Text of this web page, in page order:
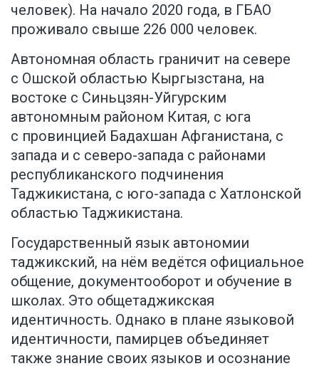
человек). На начало 2020 года, в ГБАО
проживало свыше 226 000 человек.
Автономная область граничит на севере
с Ошской областью Кыргызстана, на
востоке с Синьцзян-Уйгурским
автономным районом Китая, с юга
с провинцией Бадахшан Афганистана, с
запада и с северо-запада с районами
республиканского подчинения
Таджикистана, с юго-запада с Хатлонской
областью Таджикистана.
Государственный язык автономии
таджикский, на нём ведётся официальное
общение, документооборот и обучение в
школах. Это общетаджикская
идентичность. Однако в плане языковой
идентичности, памирцев объединяет
также знание своих языков и осознание